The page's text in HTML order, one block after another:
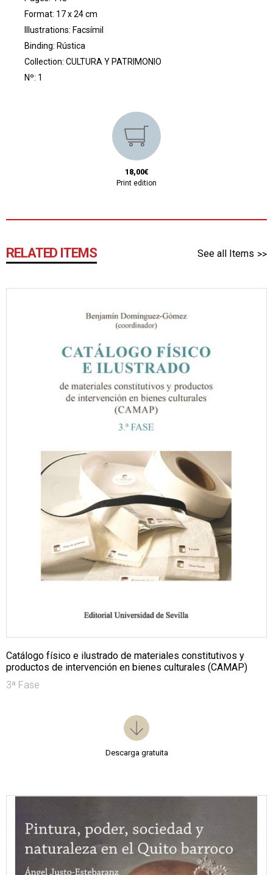
Format: 17 x 24 cm
Illustrations: Facsímil
Binding: Rústica
Collection: CULTURA Y PATRIMONIO
Nº: 1
18,00€
Print edition
RELATED ITEMS See all Items
Catálogo físico e ilustrado de materiales constitutivos y
productos de intervención en bienes culturales (CAMAP)
3ª Fase
Descarga gratuita